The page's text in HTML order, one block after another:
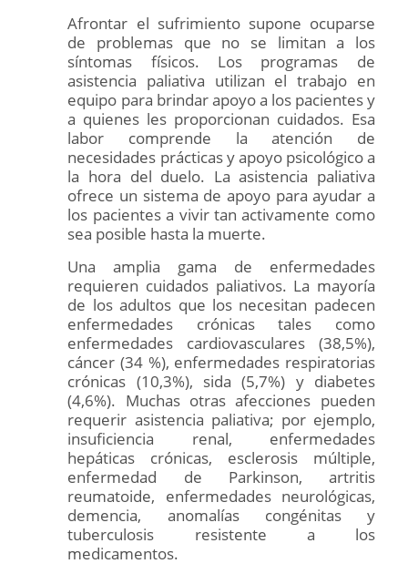
Afrontar el sufrimiento supone ocuparse
de problemas que no se limitan a los
síntomas físicos. Los programas de
asistencia paliativa utilizan el trabajo en
equipo para brindar apoyo a los pacientes y
a quienes les proporcionan cuidados. Esa
labor comprende la atención de
necesidades prácticas y apoyo psicológico a
la hora del duelo. La asistencia paliativa
ofrece un sistema de apoyo para ayudar a
los pacientes a vivir tan activamente como
sea posible hasta la muerte.
Una amplia gama de enfermedades
requieren cuidados paliativos. La mayoría
de los adultos que los necesitan padecen
enfermedades crónicas tales como
enfermedades cardiovasculares (38,5%),
cáncer (34 %), enfermedades respiratorias
crónicas (10,3%), sida (5,7%) y diabetes
(4,6%). Muchas otras afecciones pueden
requerir asistencia paliativa; por ejemplo,
insuficiencia renal, enfermedades
hepáticas crónicas, esclerosis múltiple,
enfermedad de Parkinson, artritis
reumatoide, enfermedades neurológicas,
demencia, anomalías congénitas y
tuberculosis resistente a los
medicamentos.